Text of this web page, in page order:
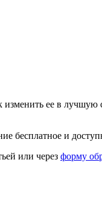
ее в лучшую
бесплатное и
или через форму